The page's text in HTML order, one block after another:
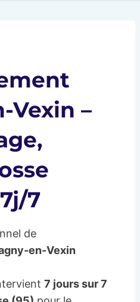
Vexin –
7
de
en-Vexin
7 jours sur 7